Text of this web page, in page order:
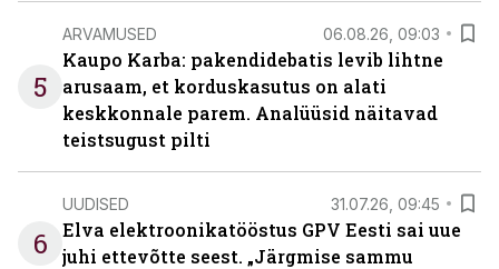
5
ARVAMUSED 06.08.26, 09:03
Kaupo Karba: pakendidebatis levib lihtne
arusaam, et korduskasutus on alati
keskkonnale parem. Analüüsid näitavad
teistsugust pilti
6
UUDISED 31.07.26, 09:45
Elva elektroonikatööstus GPV Eesti sai uue
juhi ettevõtte seest. „Järgmise sammu